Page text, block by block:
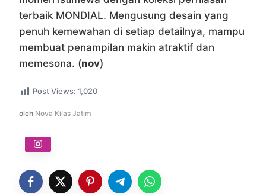
terbaik MONDIAL. Mengusung desain yang
penuh kemewahan di setiap detailnya, mampu
membuat penampilan makin atraktif dan
memesona. (nov)
Post Views: 1,020
oleh Nova Kilas Jatim